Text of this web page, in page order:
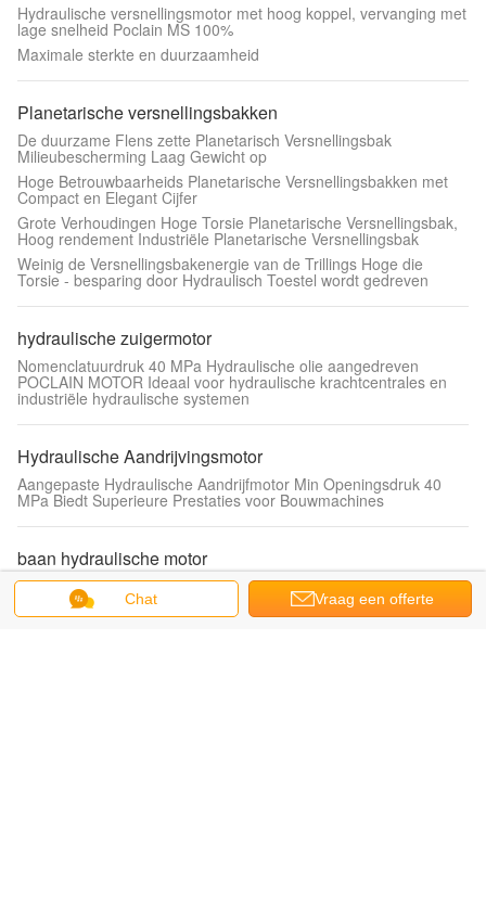
Hydraulische versnellingsmotor met hoog koppel, vervanging met
lage snelheid Poclain MS 100%
Maximale sterkte en duurzaamheid
Planetarische versnellingsbakken
De duurzame Flens zette Planetarisch Versnellingsbak
Milieubescherming Laag Gewicht op
Hoge Betrouwbaarheids Planetarische Versnellingsbakken met
Compact en Elegant Cijfer
Grote Verhoudingen Hoge Torsie Planetarische Versnellingsbak,
Hoog rendement Industriële Planetarische Versnellingsbak
Weinig de Versnellingsbakenergie van de Trillings Hoge die
Torsie - besparing door Hydraulisch Toestel wordt gedreven
hydraulische zuigermotor
Nomenclatuurdruk 40 MPa Hydraulische olie aangedreven
POCLAIN MOTOR Ideaal voor hydraulische krachtcentrales en
industriële hydraulische systemen
Hydraulische Aandrijvingsmotor
Aangepaste Hydraulische Aandrijfmotor Min Openingsdruk 40
MPa Biedt Superieure Prestaties voor Bouwmachines
baan hydraulische motor
Van de de motor definitieve aandrijving van de
Boschrexrothmcr10 hydraulische aandrijving het spoormotor met
sensor
Chat Vraag een offerte